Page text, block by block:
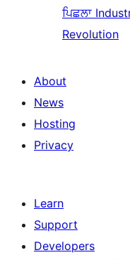
ਪਿਛਲਾ
Revolution
About
News
Hosting
Privacy
Learn
Support
Developers